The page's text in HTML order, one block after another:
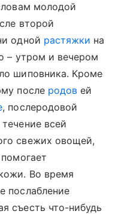
молодой
второй
одной растяжки на
– утром и вечером
шиповника. Кроме
после родов ей
, послеродовой
всей
свежих овощей,
Во время
послабление
съесть что-нибудь